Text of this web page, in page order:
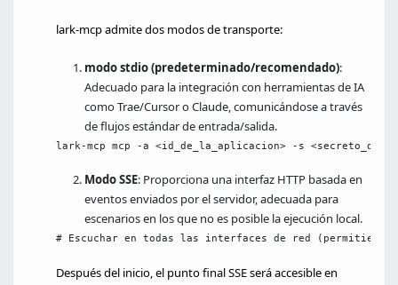
lark-mcp admite dos modos de transporte:
modo stdio (predeterminado/recomendado):
Adecuado para la integración con herramientas de IA
como Trae/Cursor o Claude, comunicándose a través
de flujos estándar de entrada/salida.
lark-mcp mcp -a <id_de_la_aplicacion> -s
Modo SSE: Proporciona una interfaz HTTP basada en
eventos enviados por el servidor, adecuada para
escenarios en los que no es posible la ejecución local.
# Escuchar en todas las interfaces de red (permitiendo
Después del inicio, el punto final SSE será accesible en